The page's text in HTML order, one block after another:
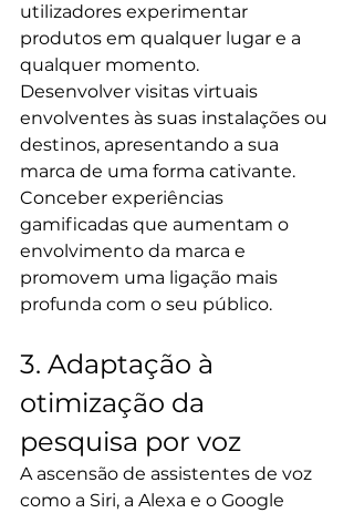
utilizadores experimentar
produtos em qualquer lugar e a
qualquer momento.
Desenvolver visitas virtuais
envolventes às suas instalações ou
destinos, apresentando a sua
marca de uma forma cativante.
Conceber experiências
gamificadas que aumentam o
envolvimento da marca e
promovem uma ligação mais
profunda com o seu público.
3. Adaptação à
otimização da
pesquisa por voz
A ascensão de assistentes de voz
como a Siri, a Alexa e o Google